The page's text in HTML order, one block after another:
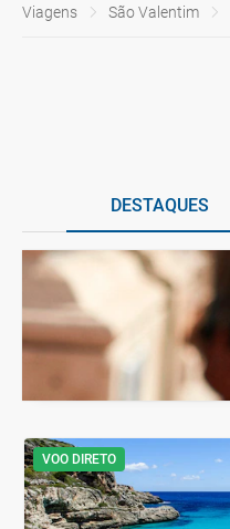
Viagens São Valentim
DESTAQUES
VOO DIRETO